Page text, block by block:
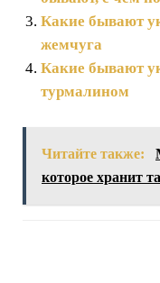
Какие бывают
жемчуга
Какие бывают
турмалином
Читайте также:
которое хранит